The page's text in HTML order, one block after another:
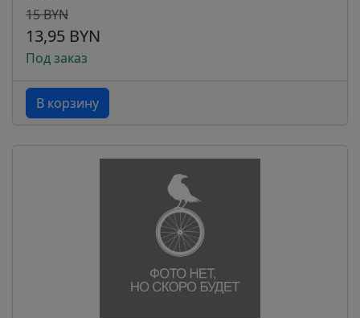
15 BYN
13,95 BYN
Под заказ
В корзину